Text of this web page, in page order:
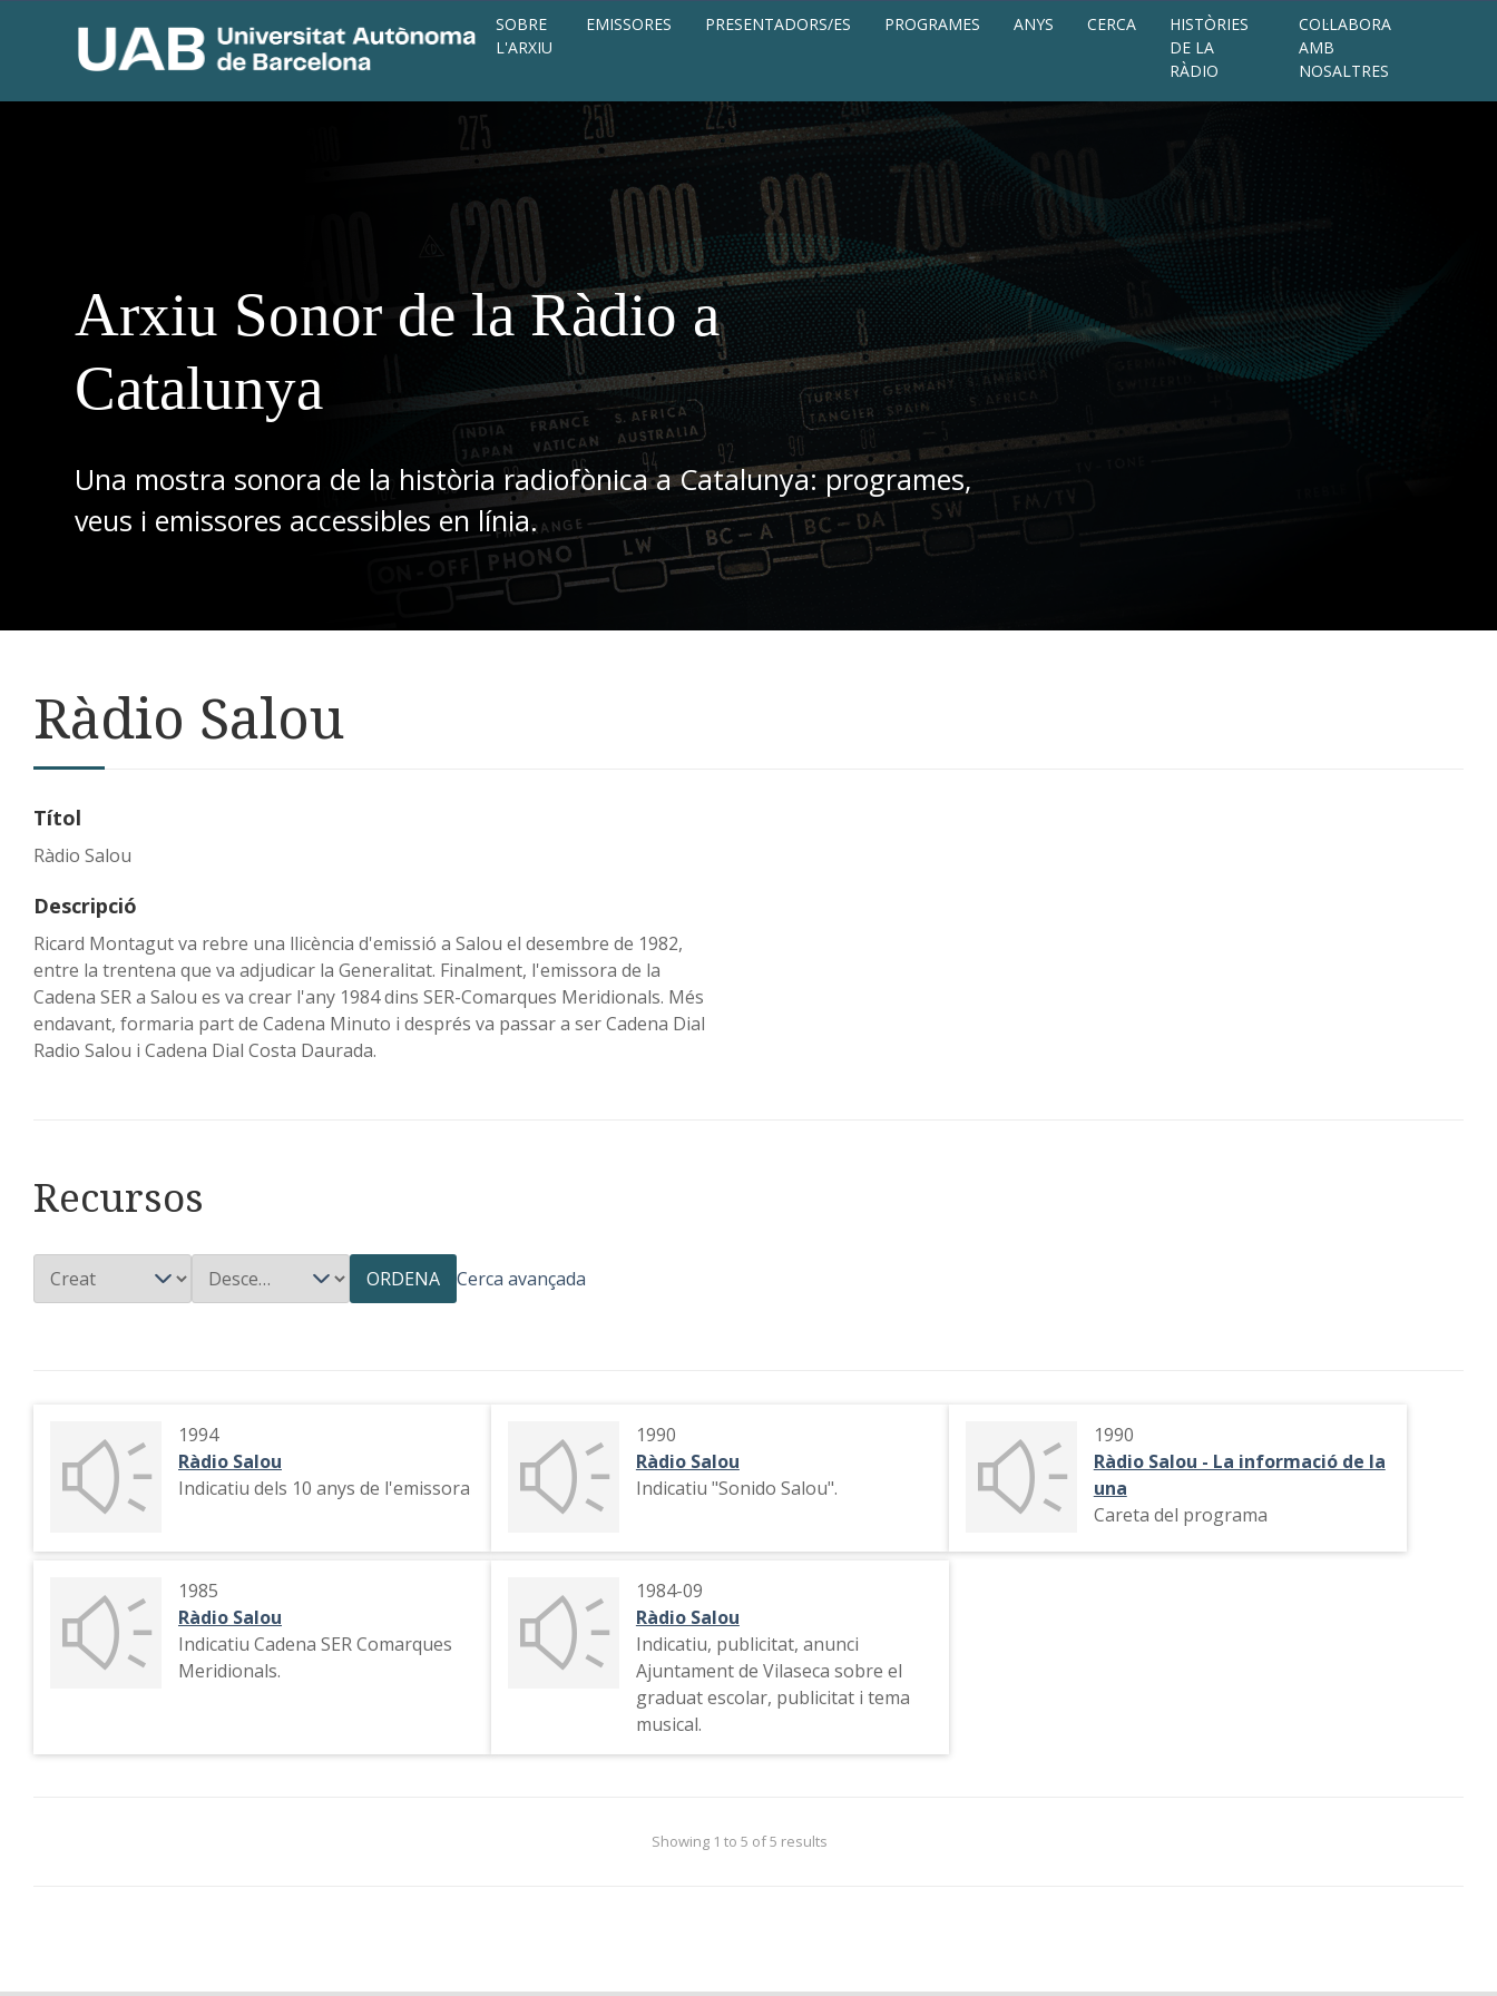
SOBRE
L'ARXIU
EMISSORES PRESENTADORS/ES PROGRAMES ANYS CERCA
HISTÒRIES
DE LA
RÀDIO
COL·LABORA
AMB
NOSALTRES
Arxiu Sonor de la Ràdio a
Catalunya
Una mostra sonora de la història radiofònica a Catalunya: programes,
veus i emissores accessibles en línia.
Ràdio Salou
Títol
Ràdio Salou
Descripció
Ricard Montagut va rebre una llicència d'emissió a Salou el desembre de 1982,
entre la trentena que va adjudicar la Generalitat. Finalment, l'emissora de la
Cadena SER a Salou es va crear l'any 1984 dins SER-Comarques Meridionals. Més
endavant, formaria part de Cadena Minuto i després va passar a ser Cadena Dial
Radio Salou i Cadena Dial Costa Daurada.
Recursos
ORDENA Cerca avançada
1994
Ràdio Salou
Indicatiu dels 10 anys de l'emissora
1990
Ràdio Salou
Indicatiu "Sonido Salou".
1990
Ràdio Salou - La informació de la
una
Careta del programa
1985
Ràdio Salou
Indicatiu Cadena SER Comarques
Meridionals.
1984-09
Ràdio Salou
Indicatiu, publicitat, anunci
Ajuntament de Vilaseca sobre el
graduat escolar, publicitat i tema
musical.
Showing 1 to 5 of 5 results